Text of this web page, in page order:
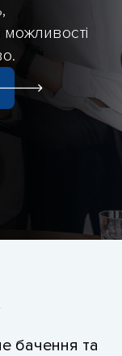
можливості
бачення та